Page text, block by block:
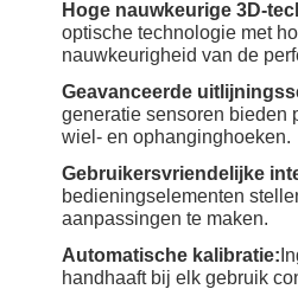
Hoge nauwkeurige 3D-
optische technologie met
nauwkeurigheid van de
Geavanceerde
generatie sensoren bieden
wiel- en ophanginghoeken.
Gebruikersvriendelijke
bedieningselementen
aanpassingen te maken.
Automatische kalibratie:
handhaaft bij elk gebruik